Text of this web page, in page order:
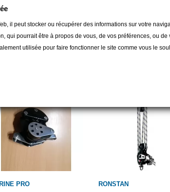
:
PRO RONSTAN
il peut stocker ou récupérer des informations sur votre
qui pourrait être à propos de vous, de vos préférences, ou
utilisée pour faire fonctionner le site comme vous le